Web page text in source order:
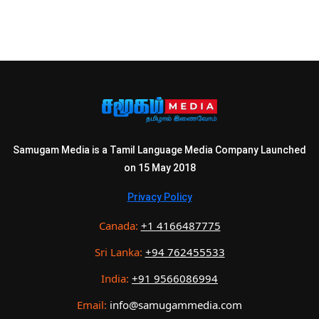
Samugam Media is a Tamil Language Media Company Launched
on 15 May 2018
Privacy Policy
Canada: +1 4166487775
Sri Lanka: +94 762455533
India: +91 9566086994
Email: info@samugammedia.com